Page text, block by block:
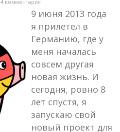
4 комментария
9 июня 2013 года
я прилетел в
Германию, где у
меня началась
совсем другая
новая жизнь. И
сегодня, ровно 8
лет спустя, я
запускаю свой
новый проект для